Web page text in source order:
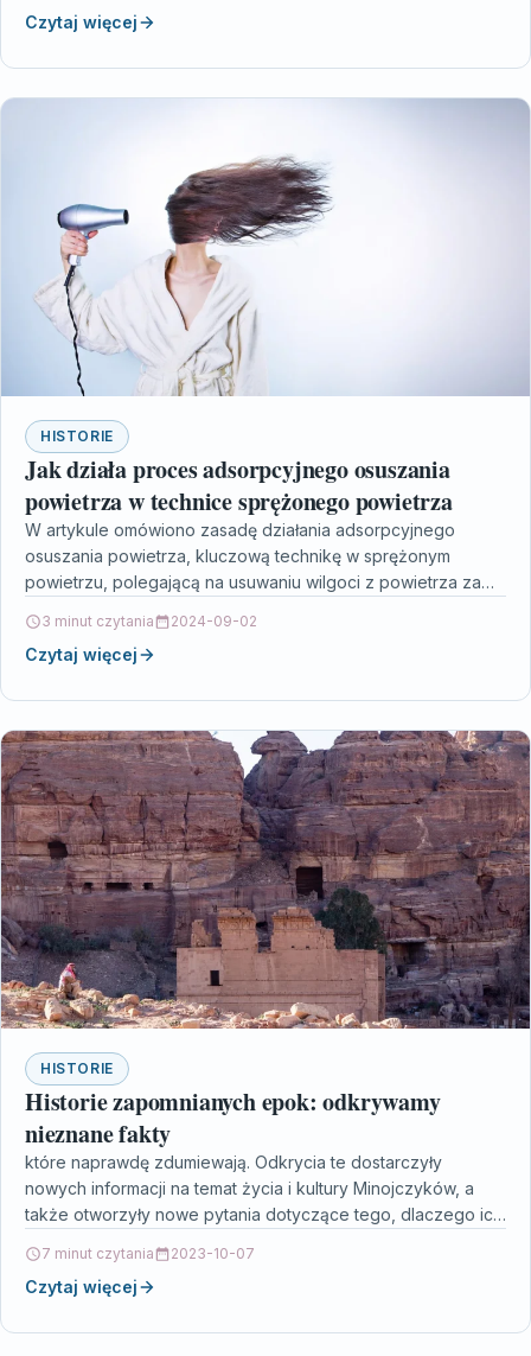
Czytaj więcej
HISTORIE
Jak działa proces adsorpcyjnego osuszania
powietrza w technice sprężonego powietrza
W artykule omówiono zasadę działania adsorpcyjnego
osuszania powietrza, kluczową technikę w sprężonym
powietrzu, polegającą na usuwaniu wilgoci z powietrza za
3 minut czytania 2024-09-02
Czytaj więcej
HISTORIE
Historie zapomnianych epok: odkrywamy
nieznane fakty
które naprawdę zdumiewają. Odkrycia te dostarczyły
nowych informacji na temat życia i kultury Minojczyków, a
także otworzyły nowe pytania dotyczące tego, dlaczego ich
7 minut czytania 2023-10-07
Czytaj więcej